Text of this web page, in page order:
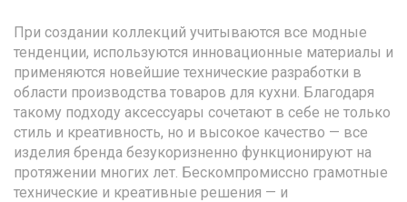
При создании коллекций учитываются все модные
тенденции, используются инновационные материалы и
применяются новейшие технические разработки в
области производства товаров для кухни. Благодаря
такому подходу аксессуары сочетают в себе не только
стиль и креативность, но и высокое качество — все
изделия бренда безукоризненно функционируют на
протяжении многих лет. Бескомпромиссно грамотные
технические и креативные решения — и